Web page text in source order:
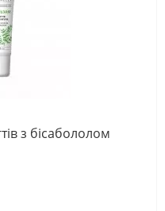
з бісабололом